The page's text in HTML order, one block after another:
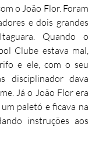
o João Flor. Foram
e dois grandes
Quando o
Clube estava mal,
e ele, com o seu
disciplinador dava
Já o João Flor era
paletó e ficava na
instruções aos